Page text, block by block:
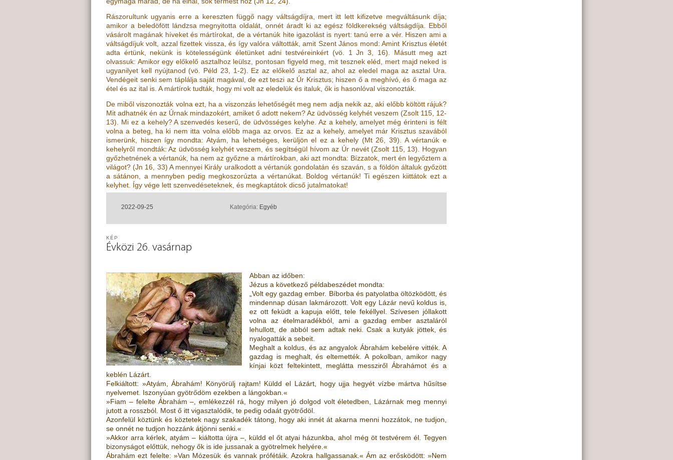
Rászorultunk ugyanis erre a kereszten függő nagy váltságdíjra, mert itt lett kifizetve megváltásunk díja;
amikor a beledöfött lándzsa megnyitotta oldalát, onnét áradt ki az egész földkerekség váltságdíja. Ebből
vásárolt magának híveket és mártírokat, de a vértanúk hite igazolást is nyert: tanú erre a vér. Hiszen ami a
váltságdíjuk volt, azzal fizettek vissza, és így valóra váltották, amit Szent János mond: Amint Krisztus életét
adta értünk, nekünk is kötelességünk életünket adni testvéreinkért (vö. 1 Jn 3, 16) . Másutt meg azt
olvassuk: Amikor egy előkelő asztalhoz leülsz, pontosan figyeld meg, mit tesznek eléd, mert majd neked is
ugyanilyet kell nyújtanod(vö. Péld 23, 1-2) . Ez az előkelő asztal az, ahol az eledel maga az asztal Ura.
Vendégeit senki sem táplálja saját magával, de ezt teszi az Úr Krisztus; hiszen ő a meghívó, és ő maga az
étel és az ital is. A mártírok tudták, hogy mi volt az eledelük és italuk, ők is hasonlóval viszonozták.
De miből viszonozták volna ezt, ha a viszonzás lehetőségét meg nem adja nekik az, aki előbb költött rájuk?
Mit adhatnék én az Úrnak mindazokért, amiket ő adott nekem? Az üdvösség kelyhét veszem (Zsolt 115, 12-
13) . Mi ez a kehely? A szenvedés keserű, de üdvösséges kelyhe. Az a kehely, amelyet még érinteni is félt
volna a beteg, ha ki nem itta volna előbb maga az orvos. Ez az a kehely, amelyet már Krisztus szavából
ismerünk, hiszen így mondta: Atyám, ha lehetséges, kerüljön el ez a kehely (Mt 26, 39) . A vértanúk e
kehelyről mondták: Az üdvösség kelyhét veszem, és segítségül hívom az Úr nevét(Zsolt 115, 13) . Hogyan
győzhetnének a vértanúk, ha nem az győzne a mártírokban, aki azt mondta: Bízzatok, mert én legyőztem a
világot?(Jn 16, 33) A mennyei Király uralkodott a vértanúk gondolatán és szaván, s a földön általuk győzött
a sátánon, a mennyben pedig megkoszorúzta a vértanúkat. Boldog vértanúk! Ti egészen kiittátok ezt a
kelyhet. Így vége lett szenvedéseteknek, és megkaptátok dicső jutalmatokat!
2022-09-25 Kategória: Egyéb
Évközi 26. vasárnap
KÉP
Abban az időben:
Jézus a következő példabeszédet mondta:
„Volt egy gazdag ember. Bíborba és patyolatba öltözködött, és
mindennap dúsan lakmározott. Volt egy Lázár nevű koldus is,
ez ott feküdt a kapuja előtt, tele fekéllyel. Szívesen jóllakott
volna az ételmaradékból, ami a gazdag ember asztaláról
lehullott, de abból sem adtak neki. Csak a kutyák jöttek, és
nyalogatták a sebeit.
Meghalt a koldus, és az angyalok Ábrahám kebelére vitték. A
gazdag is meghalt, és eltemették. A pokolban, amikor nagy
kínjai közt feltekintett, meglátta messziről Ábrahámot és a
keblén Lázárt.
Felkiáltott: »Atyám, Ábrahám! Könyörülj rajtam! Küldd el Lázárt, hogy ujja hegyét vízbe mártva hűsítse
nyelvemet. Iszonyúan gyötrődöm ezekben a lángokban.«
»Fiam – felelte Ábrahám –, emlékezzél rá, hogy milyen jó dolgod volt életedben, Lázárnak meg mennyi
jutott a rosszból. Most ő itt vigasztalódik, te pedig odaát gyötrődöl.
Azonfelül köztünk és köztetek nagy szakadék tátong, hogy aki innét át akarna menni hozzátok, ne tudjon,
se onnét ne tudjon hozzánk átjönni senki.«
»Akkor arra kérlek, atyám – kiáltotta újra –, küldd el őt atyai házunkba, ahol még öt testvérem él. Tegyen
bizonyságot előttük, nehogy ők is ide jussanak a gyötrelmek helyére.«
Ábrahám ezt felelte: »Van Mózesük és vannak prófétáik. Azokra hallgassanak.« Ám az erősködött: »Nem